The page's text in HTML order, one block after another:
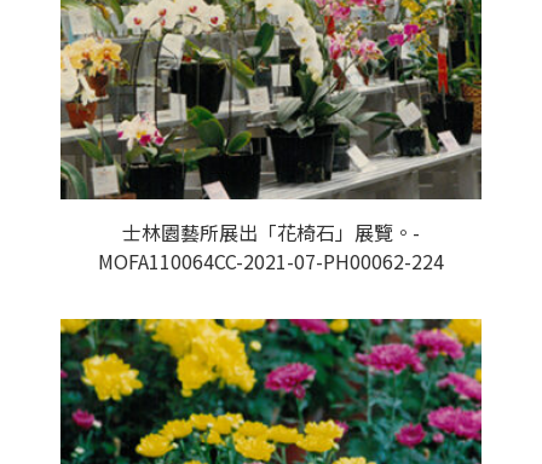
士林園藝所展出「花椅石」展覽。-
MOFA110064CC-2021-07-PH00062-224